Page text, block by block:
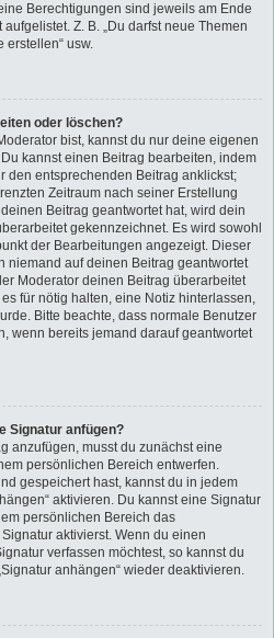
Berechtigungen sind jeweils am Ende
Z. B. „Du darfst neue Themen
erstellen“ usw.
oder löschen?
bist, kannst du nur deine eigenen
kannst einen Beitrag bearbeiten, indem
den entsprechenden Beitrag anklickst;
Zeitraum nach seiner Erstellung
Beitrag geantwortet hat, wird dein
gekennzeichnet. Es wird sowohl
der Bearbeitungen angezeigt. Dieser
niemand auf deinen Beitrag geantwortet
Moderator deinen Beitrag überarbeitet
für nötig halten, eine Notiz hinterlassen,
Bitte beachte, dass normale Benutzer
wenn bereits jemand darauf geantwortet
Signatur anfügen?
anzufügen, musst du zunächst eine
persönlichen Bereich entwerfen.
gespeichert hast, kannst du in jedem
aktivieren. Du kannst eine Signatur
persönlichen Bereich das
aktivierst. Wenn du einen
verfassen möchtest, so kannst du
anhängen“ wieder deaktivieren.